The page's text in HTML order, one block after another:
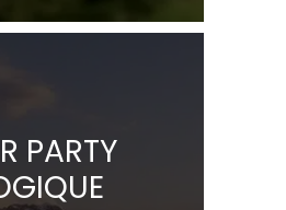
PARTY